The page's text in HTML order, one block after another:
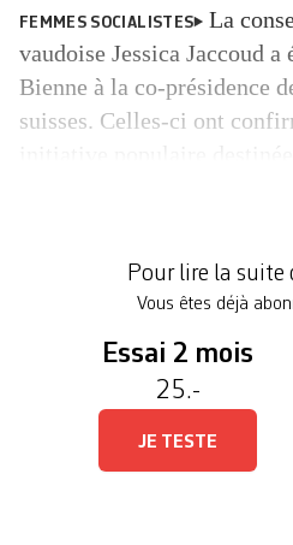
FEMMES SOCIALISTES
La
vaudoise Jessica Jaccoud a
Bienne à la co-présidence
suisses. Celles-ci ont
terrain auprès de victimes
Pour lire la suite
Vous êtes déjà
Essai 2 mois
25.-
JE TESTE